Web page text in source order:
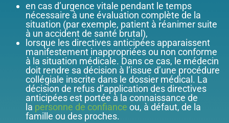
en cas d’urgence vitale pendant le temps
nécessaire à une évaluation complète de la
situation (par exemple, patient à réanimer suite
à un accident de santé brutal),
lorsque les directives anticipées apparaissent
manifestement inappropriées ou non conforme
à la situation médicale. Dans ce cas, le médecin
doit rendre sa décision à l’issue d’une procédure
collégiale inscrite dans le dossier médical. La
décision de refus d’application des directives
anticipées est portée à la connaissance de
la personne de confiance ou, à défaut, de la
famille ou des proches.